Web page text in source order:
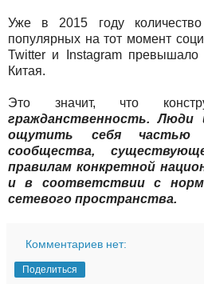
Уже в 2015 году
популярных на тот момент
Twitter и Instagram превышало
Китая.
Это значит, что
гражданственность.
ощутить себя частью
сообщества,
правилам конкретной
и в соответствии с
сетевого пространства.
Комментариев нет:
Поделиться